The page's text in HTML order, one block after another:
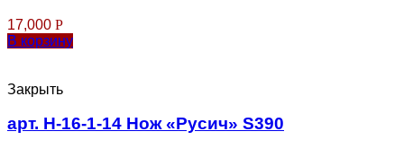
17,000 Р
В корзину
Закрыть
арт. Н-16-1-14 Нож «Русич» S390